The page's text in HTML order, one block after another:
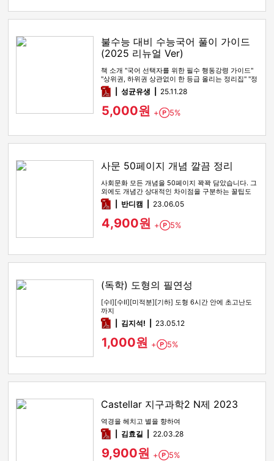
불수능 대비 수능국어 풀이 가이드
(2025 리뉴얼 Ver)
책 소개 "국어 선택자를 위한 필수 행동강령 가이드"
"상위권, 하위권 상관없이 한 등급 올리는 정리집" "정
시파이터 적극 …
pdf성균유생 25.11.28
5,000원 + Point
5%
사문 50페이지 개념 깔끔 정리
사회문화 모든 개념을 50페이지 꽉꽉 담았습니다. 그
외에도 개념간 상대적인 차이점을 구분하는 꿀팁도
함께 있습니다
pdf반디캠 23.06.05
4,900원 + Point
5%
(독학) 도형의 필연성
[수Ⅰ][수Ⅱ][미적분][기하] 도형 6시간 안에 초고난도
까지
pdf김지석! 23.05.12
1,000원 + Point
5%
Castellar 지구과학2 N제 2023
역경을 헤치고 별을 향하여
pdf김효길 22.03.28
9,900원 + Point
5%